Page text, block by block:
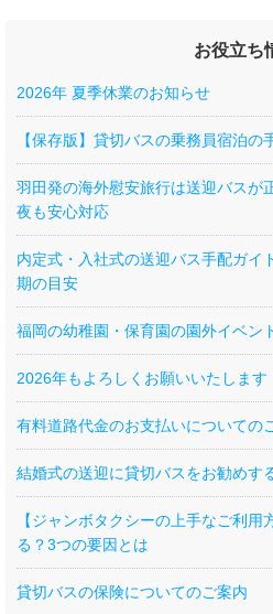
お役立ち
2026年 夏季休業のお知らせ
【保存版】貸切バスの乗務員宿泊の
羽田発の海外慰安旅行は送迎バスが
夜も安心対応
内定式・入社式の送迎バス手配ガイ
期の目安
福岡の幼稚園・保育園の園外イベン
2026年もよろしくお願いいたします
有料道路代金のお支払いについての
結婚式の送迎に貸切バスをお勧めす
【ジャンボタクシーの上手なご利
る？3つの要因とは
貸切バスの保険についてのご案内